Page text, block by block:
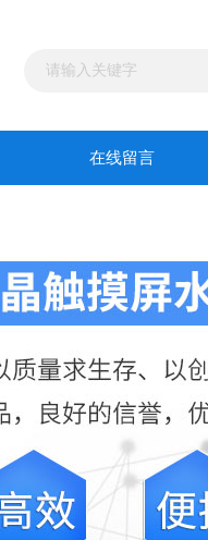
在线留言